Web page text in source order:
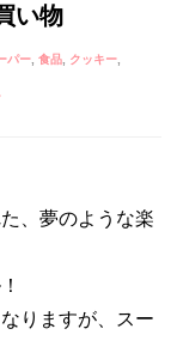
い物
パー 食品
クッキー
、夢のような楽
りますが、スー